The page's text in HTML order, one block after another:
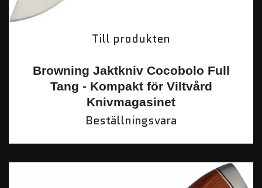
Till produkten
Browning Jaktkniv Cocobolo Full
Tang - Kompakt för Viltvård
Knivmagasinet
Beställningsvara